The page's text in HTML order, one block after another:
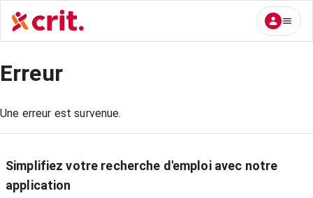
Erreur
Une erreur est survenue.
Simplifiez votre recherche d'emploi avec notre
application